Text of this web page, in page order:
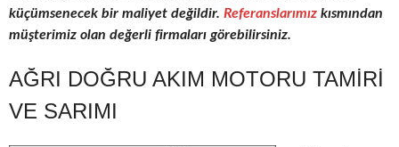
küçümsenecek bir maliyet değildir. Referanslarımız kısmından
müşterimiz olan değerli firmaları görebilirsiniz.
AĞRI DOĞRU AKIM MOTORU TAMIRI
VE SARIMI